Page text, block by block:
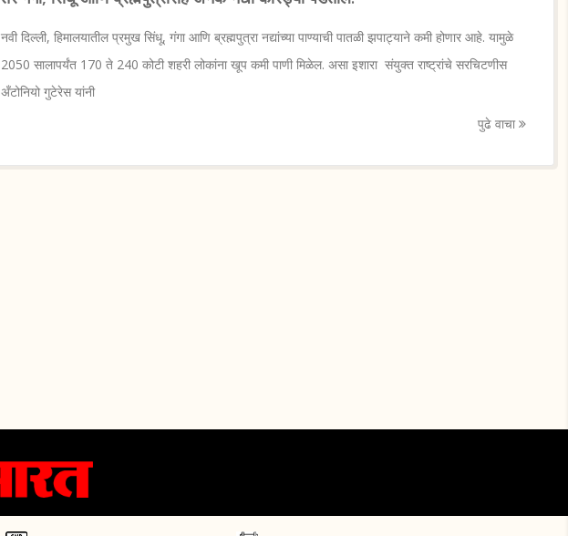
नवी दिल्ली, हिमालयातील प्रमुख सिंधू, गंगा आणि ब्रह्मपुत्रा नद्यांच्या पाण्याची पातळी झपाट्याने कमी होणार आहे. यामुळे
2050 सालापर्यंत 170 ते 240 कोटी शहरी लोकांना खूप कमी पाणी मिळेल. असा इशारा संयुक्त राष्ट्रांचे सरचिटणीस
अँटोनियो गुटेरेस यांनी
पुढे वाचा